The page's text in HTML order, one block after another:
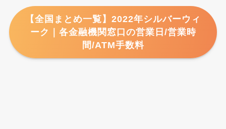
【全国まとめ一覧】2022年シルバーウィ
ーク｜各金融機関窓口の営業日/営業時
間/ATM手数料